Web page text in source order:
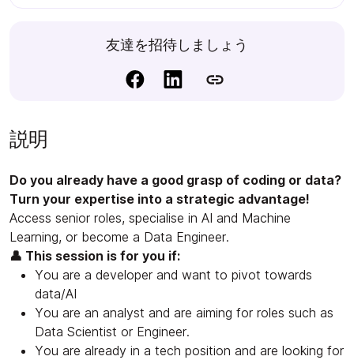
友達を招待しましょう
説明
Do you already have a good grasp of coding or data?
Turn your expertise into a strategic advantage!
Access senior roles, specialise in AI and Machine
Learning, or become a Data Engineer.
👤 This session is for you if:
You are a developer and want to pivot towards
data/AI
You are an analyst and are aiming for roles such as
Data Scientist or Engineer.
You are already in a tech position and are looking for